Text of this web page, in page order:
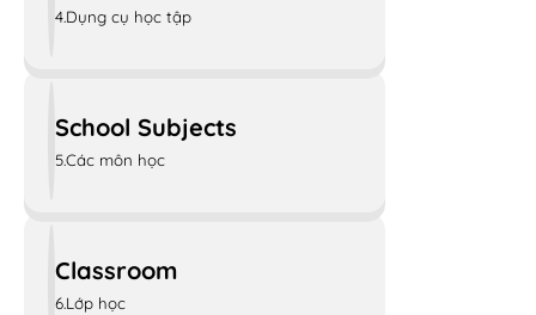
4.Dụng cụ học tập
School Subjects
5.Các môn học
Classroom
6.Lớp học